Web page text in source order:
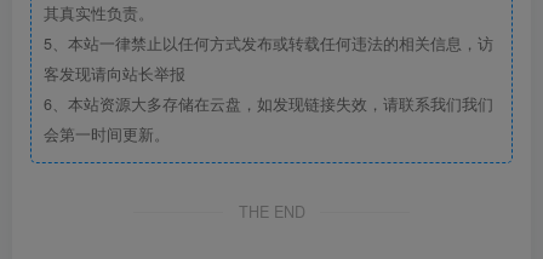
其真实性负责。
5、本站一律禁止以任何方式发布或转载任何违法的相关信息，访
客发现请向站长举报
6、本站资源大多存储在云盘，如发现链接失效，请联系我们我们
会第一时间更新。
THE END